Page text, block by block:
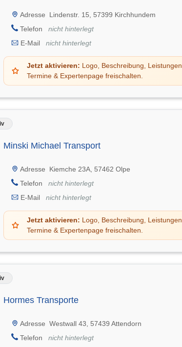
Adresse
Lindenstr. 15, 57399 Kirchhundem
Telefon
nicht hinterlegt
E-Mail
nicht hinterlegt
Jetzt aktivieren: Logo, Beschreibung, Leistungen,
Termine & Expertenpage freischalten.
Minski Michael Transport
Adresse
Kiemche 23A, 57462 Olpe
Telefon
nicht hinterlegt
E-Mail
nicht hinterlegt
Jetzt aktivieren: Logo, Beschreibung, Leistungen,
Termine & Expertenpage freischalten.
Hormes Transporte
Adresse Westwall 43, 57439 Attendorn
Telefon
nicht hinterlegt